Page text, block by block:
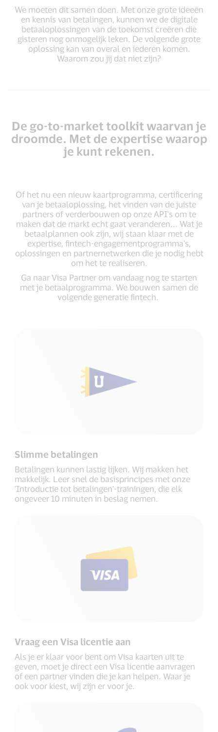
We moeten dit samen doen. Met onze grote ideeën
en kennis van betalingen, kunnen we de digitale
betaaloplossingen van de toekomst creëren die
gisteren nog onmogelijk leken. De volgende grote
oplossing kan van overal en iederen komen.
Waarom zou jij dat niet zijn?
De go-to-market toolkit waarvan je
droomde. Met de expertise waarop
je kunt rekenen.
Of het nu een nieuw kaartprogramma, certificering
van je betaaloplossing, het vinden van de juiste
partners of verderbouwen op onze API's om te
maken dat de markt echt gaat veranderen... Wat je
betaalplannen ook zijn, wij staan klaar met de
expertise, fintech-engagementprogramma's,
oplossingen en partnernetwerken die je nodig hebt
om het te realiseren.
Ga naar Visa Partner om vandaag nog te starten
met je betaalprogramma. We bouwen samen de
volgende generatie fintech.
Slimme betalingen
Betalingen kunnen lastig lijken. Wij makken het
makkelijk. Leer snel de basisprincipes met onze
'Introductie tot betalingen'-trainingen, die elk
ongeveer 10 minuten in beslag nemen.
Vraag een Visa licentie aan
Als je er klaar voor bent om Visa kaarten uit te
geven, moet je direct een Visa licentie aanvragen
of een partner vinden die je kan helpen. Waar je
ook voor kiest, wij zijn er voor je.